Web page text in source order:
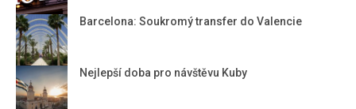
Barcelona: Soukromý transfer do Valencie
Nejlepší doba pro návštěvu Kuby